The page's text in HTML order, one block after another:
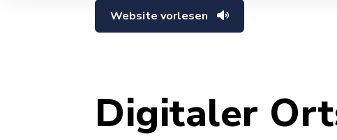
Website vorlesen
Digitaler